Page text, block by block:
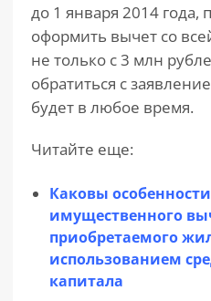
до 1 января 2014 года,
оформить вычет со
не только с 3 млн
обратиться с
будет в любое время.
Читайте еще:
Каковы
имущественного
приобретаемого
использованием
капитала